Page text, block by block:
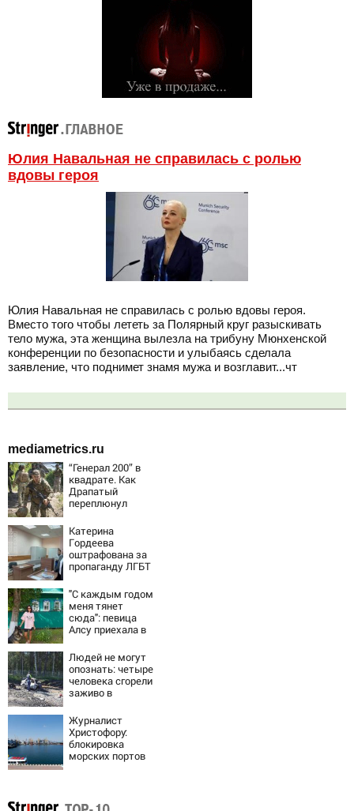
Юлия Навальная не справилась с ролью
вдовы героя
Юлия Навальная не справилась с ролью вдовы героя.
Вместо того чтобы лететь за Полярный круг разыскивать
тело мужа, эта женщина вылезла на трибуну Мюнхенской
конференции по безопасности и улыбаясь сделала
заявление, что поднимет знамя мужа и возглавит...чт
mediametrics.ru
“Генерал 200” в
квадрате. Как
Драпатый
переплюнул
Катерина
Гордеева
оштрафована за
пропаганду ЛГБТ
Новости на
Вести.ru
"С каждым годом
меня тянет
сюда": певица
Алсу приехала в
деревню, где
прошло ее
детство
07/08/2026 –
Новости
Людей не могут
опознать: четыре
человека сгорели
заживо в
трассе
07/08/2026 –
Новости
Журналист
Христофору:
блокировка
морских портов